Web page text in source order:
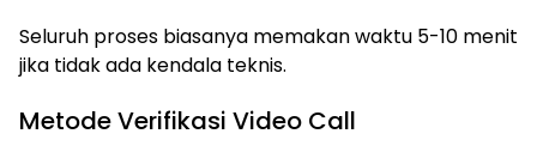
Seluruh proses biasanya memakan waktu 5-10 menit
jika tidak ada kendala teknis.
Metode Verifikasi Video Call